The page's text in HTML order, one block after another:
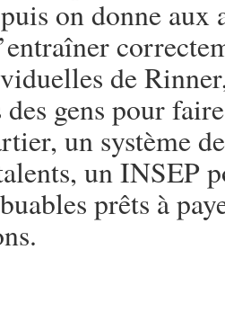
on donne aux
de
des gens pour
un système
un INSEP
prêts à